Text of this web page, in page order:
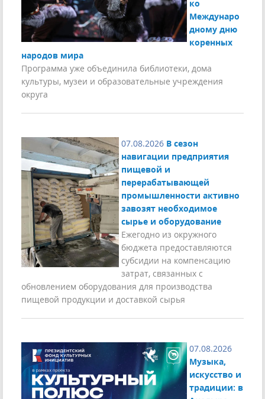
ко
Междунаро
дному дню
коренных
народов мира
Программа уже объединила библиотеки, дома
культуры, музеи и образовательные учреждения
округа
07.08.2026 В сезон
навигации предприятия
пищевой и
перерабатывающей
промышленности активно
завозят необходимое
сырье и оборудование
Ежегодно из окружного
бюджета предоставляются
субсидии на компенсацию
затрат, связанных с
обновлением оборудования для производства
пищевой продукции и доставкой сырья
07.08.2026
Музыка,
искусство и
традиции: в